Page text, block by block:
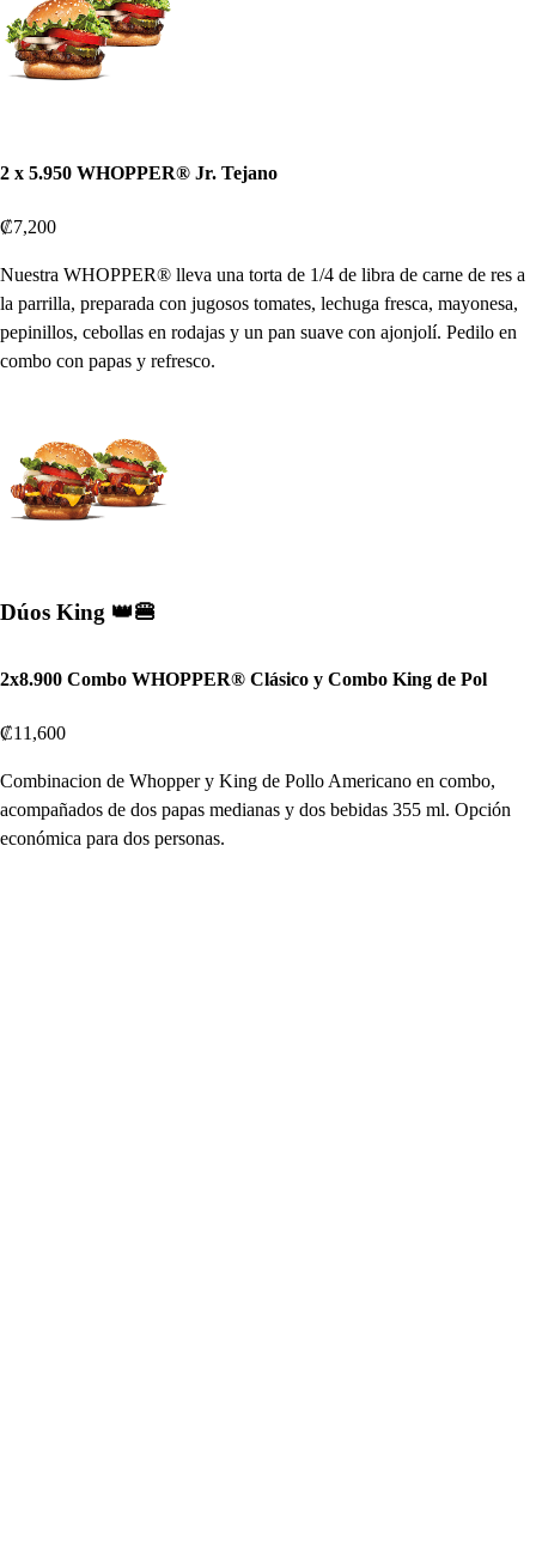
2 x 5.950 WHOPPER® Jr. Tejano
₡7,200
Nuestra WHOPPER® lleva una torta de 1/4 de libra de carne de res a
la parrilla, preparada con jugosos tomates, lechuga fresca, mayonesa,
pepinillos, cebollas en rodajas y un pan suave con ajonjolí. Pedilo en
combo con papas y refresco.
Dúos King 👑🍔
2x8.900 Combo WHOPPER® Clásico y Combo King de Pol
₡11,600
Combinacion de Whopper y King de Pollo Americano en combo,
acompañados de dos papas medianas y dos bebidas 355 ml. Opción
económica para dos personas.